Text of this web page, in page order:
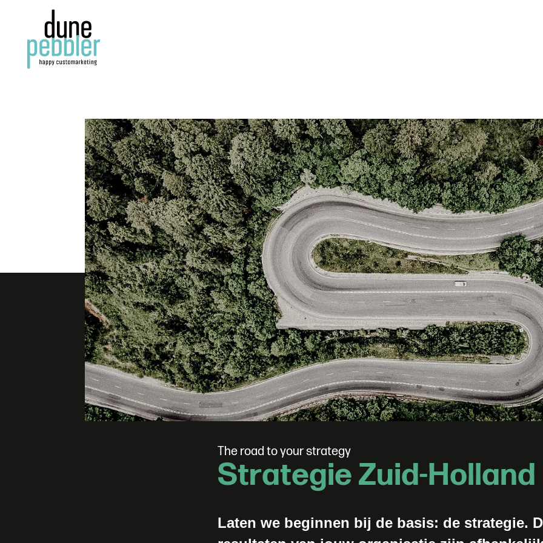
The road toyourstrategy
Strategie Zuid-Holland
Laten we beginnen bij de basis: de strategie.